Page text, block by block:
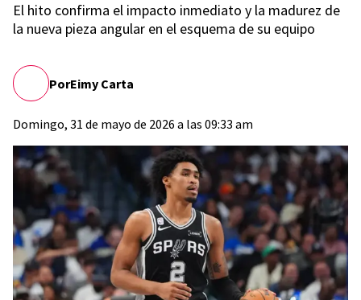
El hito confirma el impacto inmediato y la madurez de
la nueva pieza angular en el esquema de su equipo
PorEimy Carta
Domingo, 31 de mayo de 2026 a las 09:33 am